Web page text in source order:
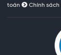
toán
Chính